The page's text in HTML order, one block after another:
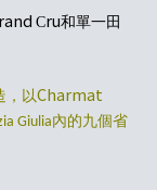
rand Cru和單一田
，以Charmat
Giulia內的九個省